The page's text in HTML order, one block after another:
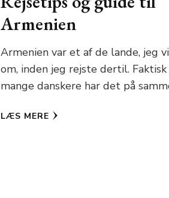
Armenien
Armenien var et af de lande, jeg
om, inden jeg rejste dertil.
mange danskere har det på
LÆS MERE